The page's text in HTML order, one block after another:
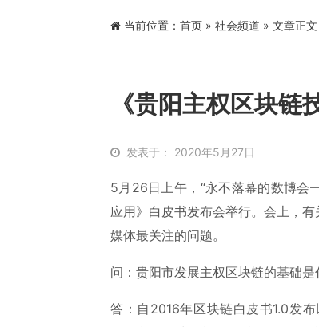
当前位置： 首页 » 社会频道 » 文章正文
《贵阳主权区块
发表于： 2020年5月27日
5月26日上午，“永不落幕的数博
应用》白皮书发布会举行。会上，
媒体最关注的问题。
问：贵阳市发展主权区块链的基础
答：自2016年区块链白皮书1.0发